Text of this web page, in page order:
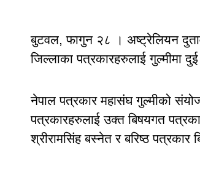
बुटवल, फागुन २८ । अष्ट्रेलियन
जिल्लाका पत्रकारहरुलाई गुल्मीमा
नेपाल पत्रकार महासंघ गुल्मीको
पत्रकारहरुलाई उक्त बिषयगत
श्रीरामसिंह बस्नेत र बरिष्ठ पत्रकार